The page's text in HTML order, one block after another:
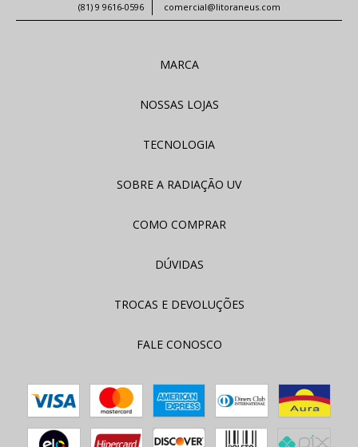
(81) 9 9616-0596 comercial@litoraneus.com
MARCA
NOSSAS LOJAS
TECNOLOGIA
SOBRE A RADIAÇÃO UV
COMO COMPRAR
DÚVIDAS
TROCAS E DEVOLUÇÕES
FALE CONOSCO